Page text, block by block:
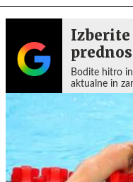
Izberite
Bodite hitro
aktualne in